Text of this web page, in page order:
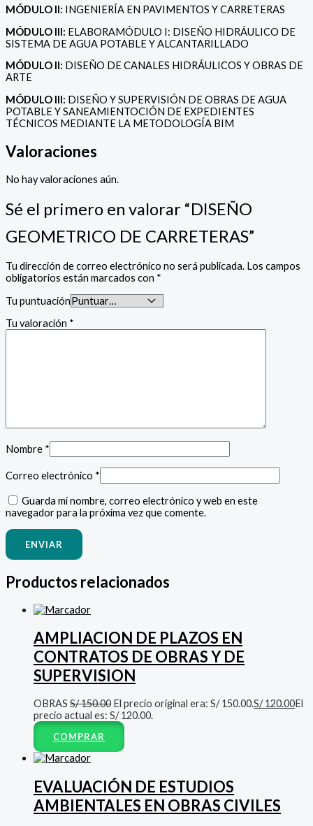
MÓDULO II: INGENIERÍA EN PAVIMENTOS Y CARRETERAS
MÓDULO III: ELABORAMÓDULO I: DISEÑO HIDRÁULICO DE
SISTEMA DE AGUA POTABLE Y ALCANTARILLADO
MÓDULO II: DISEÑO DE CANALES HIDRÁULICOS Y OBRAS DE
ARTE
MÓDULO III: DISEÑO Y SUPERVISIÓN DE OBRAS DE AGUA
POTABLE Y SANEAMIENTOCIÓN DE EXPEDIENTES
TÉCNICOS MEDIANTE LA METODOLOGÍA BIM
Valoraciones
No hay valoraciones aún.
Sé el primero en valorar “DISEÑO
GEOMETRICO DE CARRETERAS”
Tu dirección de correo electrónico no será publicada. Los campos
obligatorios están marcados con *
Tu puntuación
Tu valoración *
Nombre *
Correo electrónico *
Guarda mi nombre, correo electrónico y web en este
navegador para la próxima vez que comente.
Productos relacionados
AMPLIACION DE PLAZOS EN
CONTRATOS DE OBRAS Y DE
SUPERVISION
OBRAS S/150.00 El precio original era: S/ 150.00.S/120.00El
precio actual es: S/ 120.00.
COMPRAR
EVALUACIÓN DE ESTUDIOS
AMBIENTALES EN OBRAS CIVILES